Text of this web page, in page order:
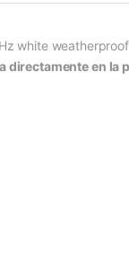
white
en la